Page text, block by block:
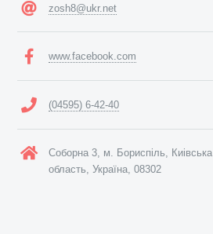
zosh8@ukr.net
www.facebook.com
(04595) 6-42-40
Соборна 3, м. Бориспіль, Киівська
область, Україна, 08302